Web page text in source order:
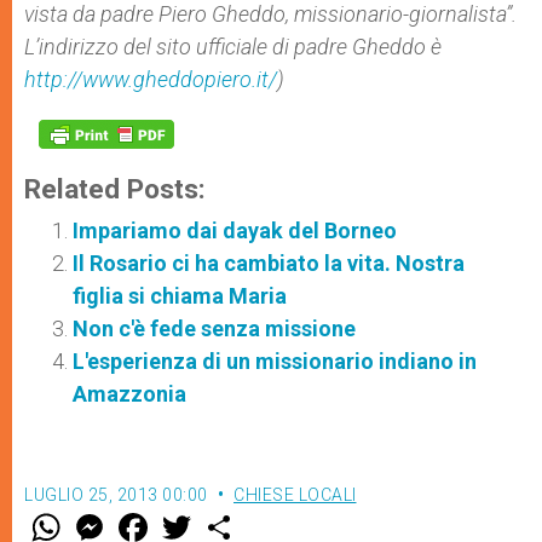
vista da padre Piero Gheddo, missionario-giornalista”.
L’indirizzo del sito ufficiale di padre Gheddo è
http://www.gheddopiero.it/)
Related Posts:
Impariamo dai dayak del Borneo
Il Rosario ci ha cambiato la vita. Nostra
figlia si chiama Maria
Non c'è fede senza missione
L'esperienza di un missionario indiano in
Amazzonia
LUGLIO 25, 2013 00:00 CHIESE LOCALI
W M
e
F
a w